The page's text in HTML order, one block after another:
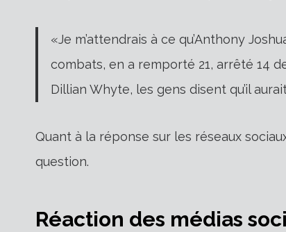
«Je m’attendrais à ce qu’Anthony
combats, en a remporté 21, arrêté 14
Dillian Whyte, les gens disent qu’il
Quant à la réponse sur les réseaux
question.
Réaction des médias